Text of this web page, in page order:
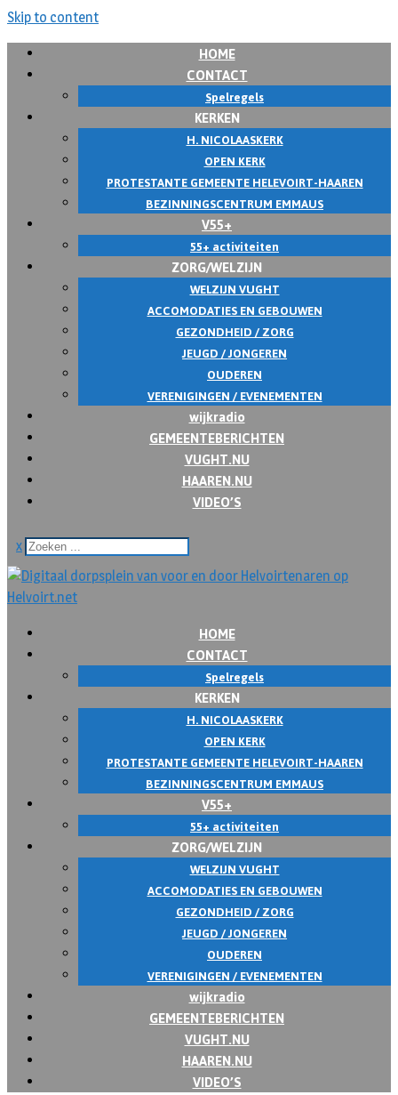
Skip to content
HOME
CONTACT
Spelregels
KERKEN
H. NICOLAASKERK
OPEN KERK
PROTESTANTE GEMEENTE HELEVOIRT-HAAREN
BEZINNINGSCENTRUM EMMAUS
V55+
55+ activiteiten
ZORG/WELZIJN
WELZIJN VUGHT
ACCOMODATIES EN GEBOUWEN
GEZONDHEID / ZORG
JEUGD / JONGEREN
OUDEREN
VERENIGINGEN / EVENEMENTEN
wijkradio
GEMEENTEBERICHTEN
VUGHT.NU
HAAREN.NU
VIDEO’S
x
HOME
CONTACT
Spelregels
KERKEN
H. NICOLAASKERK
OPEN KERK
PROTESTANTE GEMEENTE HELEVOIRT-HAAREN
BEZINNINGSCENTRUM EMMAUS
V55+
55+ activiteiten
ZORG/WELZIJN
WELZIJN VUGHT
ACCOMODATIES EN GEBOUWEN
GEZONDHEID / ZORG
JEUGD / JONGEREN
OUDEREN
VERENIGINGEN / EVENEMENTEN
wijkradio
GEMEENTEBERICHTEN
VUGHT.NU
HAAREN.NU
VIDEO’S